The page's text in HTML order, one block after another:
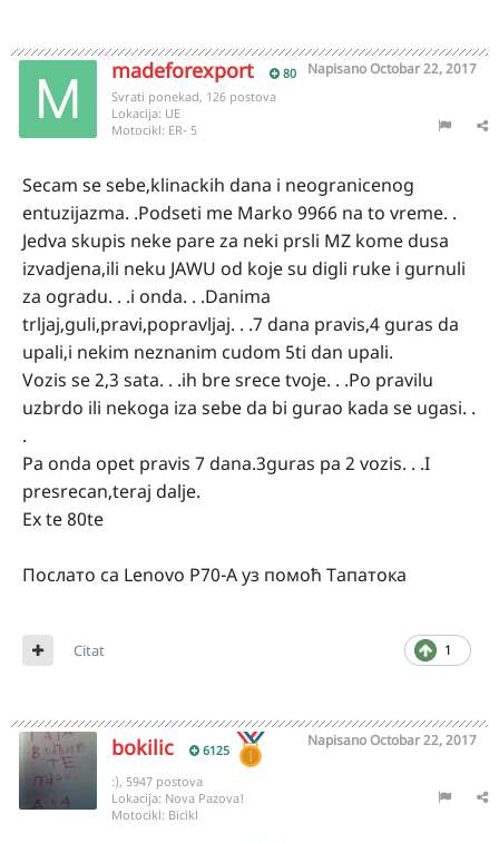
madeforexport 80 NapisanoOctobar 22, 2017
Svrati ponekad, 126 postova
Lokacija: UE
Motocikl: ER- 5
Secam se sebe,klinackih dana i neogranicenog
entuzijazma. .Podseti me Marko 9966 na to vreme. .
Jedva skupis neke pare za neki prsli MZ kome dusa
izvadjena,ili neku JAWU od koje su digli ruke i gurnuli
za ogradu. . .i onda. . .Danima
trljaj,guli,pravi,popravljaj. . .7 dana pravis,4 guras da
upali,i nekim neznanim cudom 5ti dan upali.
Vozis se 2,3 sata. . .ih bre srece tvoje. . .Po pravilu
uzbrdo ili nekoga iza sebe da bi gurao kada se ugasi. .
.
Pa onda opet pravis 7 dana.3guras pa 2 vozis. . .I
presrecan,teraj dalje.
Ex te 80te
Послато са Lenovo P70-A уз помоћ Тапатока
1
Citat
bokilic 6125
NapisanoOctobar 22, 2017
:), 5947 postova
Lokacija: Nova Pazova!
Motocikl: Bicikl